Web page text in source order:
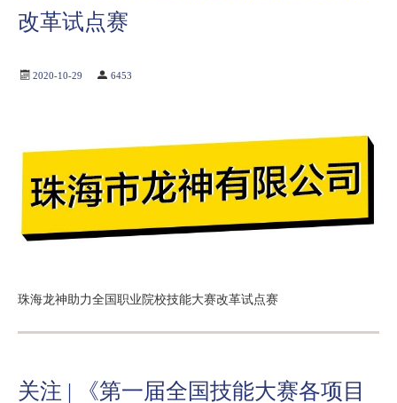
改革试点赛
2020-10-29 6453
珠海龙神助力全国职业院校技能大赛改革试点赛
关注 | 《第一届全国技能大赛各项目